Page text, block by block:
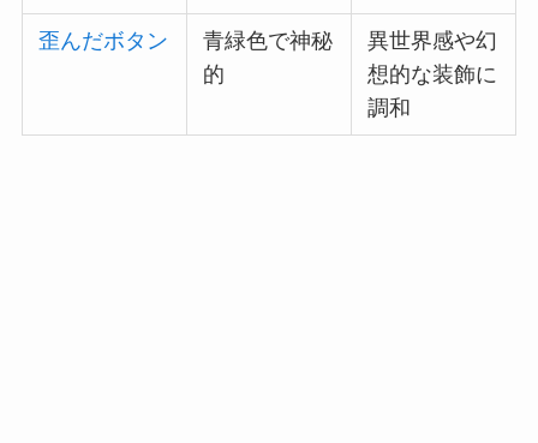
歪んだボタン
青緑色で神秘
的
異世界感や幻
想的な装飾に
調和